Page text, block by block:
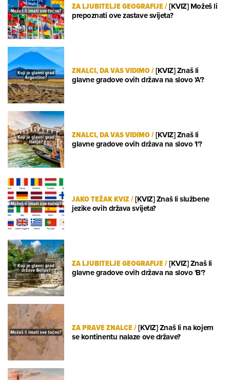
ZA LJUBITELJE GEOGRAFIJE/[KVIZ] Možeš li
prepoznati ove zastave svijeta?
ZNALCI, DA VAS VIDIMO/[KVIZ] Znaš li
glavne gradove ovih država na slovo 'A'?
ZNALCI, DA VAS VIDIMO/[KVIZ] Znaš li
glavne gradove ovih država na slovo 'I'?
JAKO TEŽAK KVIZ/[KVIZ] Znaš li službene
jezike ovih država svijeta?
ZA LJUBITELJE GEOGRAFIJE/[KVIZ] Znaš li
glavne gradove ovih država na slovo 'B'?
ZA PRAVE ZNALCE/[KVIZ] Znaš li na kojem
se kontinentu nalaze ove države?